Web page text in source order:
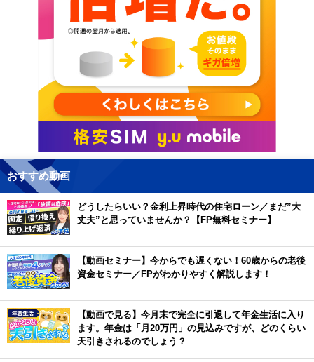
おすすめ動画
どうしたらいい？金利上昇時代の住宅ローン／まだ”大
丈夫”と思っていませんか？【FP無料セミナー】
【動画セミナー】今からでも遅くない！60歳からの老後
資金セミナー／FPがわかりやすく解説します！
【動画で見る】今月末で完全に引退して年金生活に入り
ます。年金は「月20万円」の見込みですが、どのくらい
天引きされるのでしょう？